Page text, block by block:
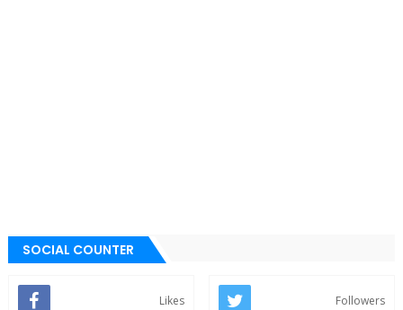
SOCIAL COUNTER
Likes Followers